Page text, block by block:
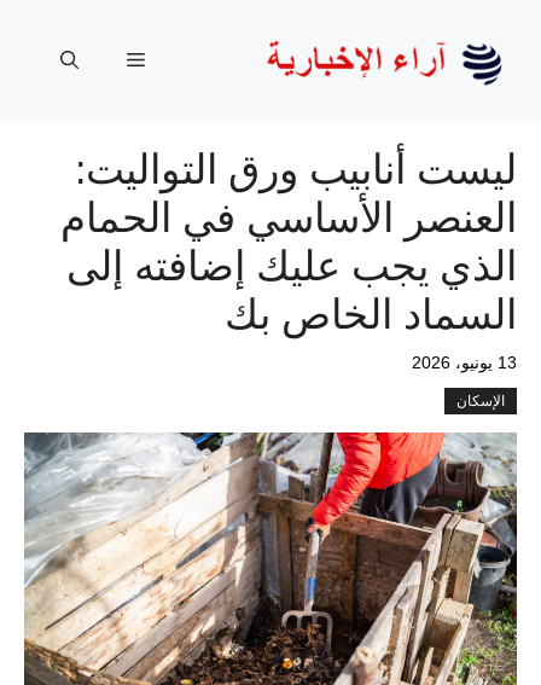
المحتوى
القائمة
ليست أنابيب ورق التواليت:
العنصر الأساسي في الحمام
الذي يجب عليك إضافته إلى
السماد الخاص بك
13 يونيو، 2026
الإسكان